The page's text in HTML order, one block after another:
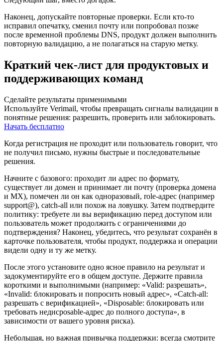
Наконец, допускайте повторные проверки. Если кто‑то
исправил опечатку, сменил почту или попробовал позже
после временной проблемы DNS, продукт должен выполнить
повторную валидацию, а не полагаться на старую метку.
Краткий чек‑лист для продуктовых и
поддерживающих команд
Сделайте результаты применимыми
Используйте Verimail, чтобы превращать сигналы валидации в
понятные решения: разрешить, проверить или заблокировать.
Начать бесплатно
Когда регистрация не проходит или пользователь говорит, что
не получил письмо, нужны быстрые и последовательные
решения.
Начните с базового: проходит ли адрес по формату,
существует ли домен и принимает ли почту (проверка домена
и MX), помечен ли он как одноразовый, role‑адрес (например
support@), catch‑all или похож на ловушку. Затем подтвердите
политику: требуете ли вы верификацию перед доступом или
пользователь может продолжить с ограничениями до
подтверждения? Наконец, убедитесь, что результат сохранён в
карточке пользователя, чтобы продукт, поддержка и операции
видели одну и ту же метку.
После этого установите одно ясное правило на результат и
задокументируйте его в общем доступе. Держите правила
короткими и выполнимыми (например: «Valid: разрешать»,
«Invalid: блокировать и попросить новый адрес», «Catch‑all:
разрешать с верификацией», «Disposable: блокировать или
требовать недисposable‑адрес до полного доступа», в
зависимости от вашего уровня риска).
Небольшая, но важная привычка поддержки: всегда смотрите